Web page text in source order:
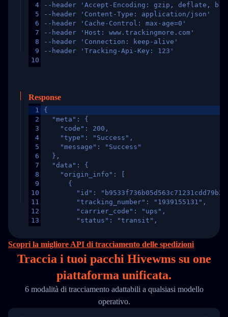
4
5
6
7
8
9
10
--header 'Accept-Encoding: gzip, deflate,
--header 'Content-Type: application/json'
--header 'Cache-Control: max-age=0'
--header 'Host: www.trackingmore.com'
--header 'Connection: keep-alive'
--header 'Tracking-Api-Key: 123'
Response
1
2
3
4
5
6
7
8
9
10
11
12
13
16
17
21
{
  "meta": {
    "code": 200,
    "type": "Success",
    "message": "Success"
  },
  "data": {
    "origin_info": [
      {
"id":
        "tracking_number": "1939155131",
        "carrier_code": "ups",
        "status": "transit",
        "itemTimeLength": 2,
        "weblink": "",
        "phone": null,
        "trackinfo": [
          {
            "Date": "2017-03-08 04: 22: 00",
"StatusDescription": "Departed
Scopri la migliore API di tracciamento delle spedizioni
Traccia i tuoi pacchi Hivewms su one
piattaforma unificata.
6 modalità di tracciamento adattabili a qualsiasi modello
operativo.